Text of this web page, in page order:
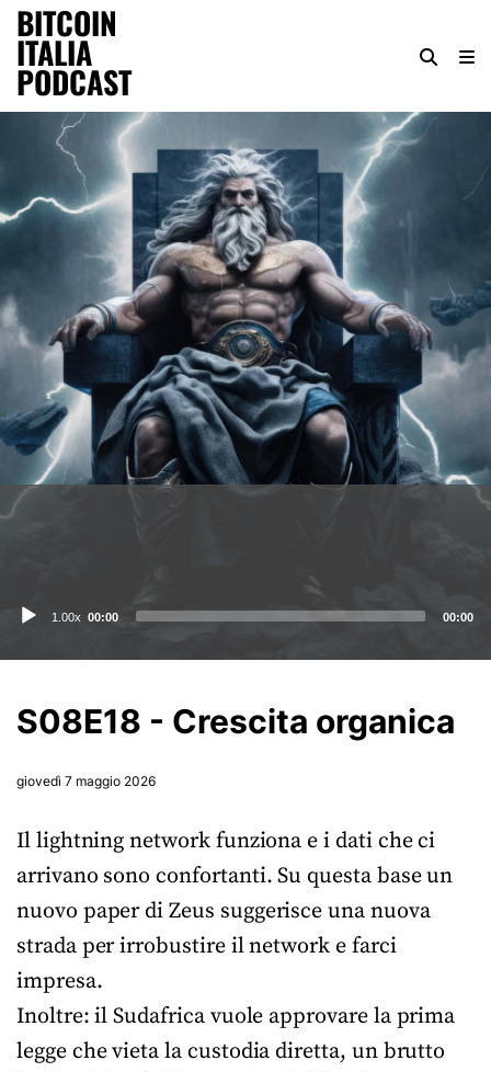
BITCOIN
ITALIA
PODCAST
Audio
1.00x 00:00 00:00
S08E18 - Crescita organica
giovedì 7 maggio 2026
Il lightning network funziona e i dati che ci
arrivano sono confortanti. Su questa base un
nuovo paper di Zeus suggerisce una nuova
strada per irrobustire il network e farci
impresa.
Inoltre: il Sudafrica vuole approvare la prima
legge che vieta la custodia diretta, un brutto